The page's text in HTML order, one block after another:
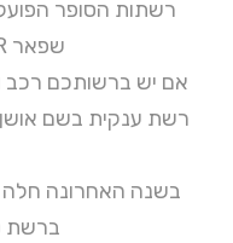
שפאר SPAR, לידל LIDL ואלדי ALDI.
אם יש ברשותכם
בשנה האחרונה חלה
ברשת